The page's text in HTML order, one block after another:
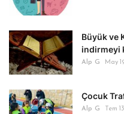
Büyük ve
indirmeyi
Alp G May
Çocuk
Alp G Tem